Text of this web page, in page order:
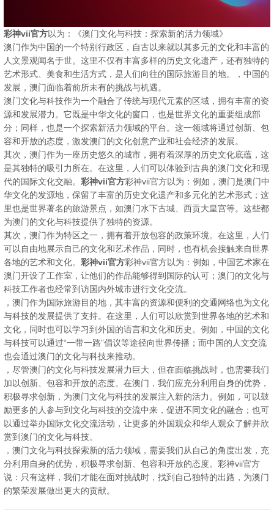
彩神vii官方以为：《澳门文化与科技：探索新的活力领域》
澳门作为中国的一个特别行政区，自古以来就以其多元的文化和丰富的
人文景观闻名于世。这里不仅有丰富多样的历史文化遗产，还有独特的
艺术形式、美食和生活方式，是人们向往的国际旅游目的地。，中国的
发展，澳门面临着前所未有的挑战与机遇。
澳门文化与科技作为一个融合了传统与现代元素的区域，拥有丰富的资
源和发展潜力。它既是中华文化的窗口，也是世界文化的重要组成部
分；同样，也是一个探索新活力领域的平台。这一领域将通过创新、包
容和开放的态度，激发澳门的文化创意产业和社会经济的发展。
其次，澳门作为一座历史悠久的城市，拥有着深厚的历史文化底蕴，这
是其独特的吸引力所在。在这里，人们可以体验到古典的澳门文化和现
代的国际文化交融。 彩神vii官方彩神vii官方以为：例如，澳门是澳门中
华文化的发源地，保留了丰富的历史文化遗产和多元化的艺术形式；这
里也是世界著名的旅游景点，如澳门水下古城、西贡大皇宫等。这些都
为澳门的文化与科技提供了独特的资源。
其次，澳门作为特区之一，拥有着开放包容的政策环境。在这里，人们
可以自由地展示自己的文化和艺术作品，同时，也有机会接触来自世界
各地的艺术和文化。 彩神vii官方彩神vii官方以为：例如，中国艺术家在
澳门开设了工作室，让他们的作品能够得到国际的认可；澳门的文化与
科技工作者也经常到访国内外城市进行文化交流。
，澳门作为国际旅游目的地，其丰富的资源和便利的交通网络也为文化
与科技的发展提供了支持。在这里，人们可以欣赏到世界各地的艺术和
文化，同时也可以学习到外国的语言和文化和历史。例如，中国的文化
与科技可以通过“一带一路”倡议等途径向世界传播；而中国的人文交流
也会通过澳门的文化与科技来推动。
，尽管澳门的文化与科技发展潜力巨大，但在面临挑战时，也需要我们
加以创新、包容和开放的态度。在澳门，我们应充分利用自身的优势，
积极寻求创新，为澳门文化与科技的发展注入新的活力。例如，可以鼓
励更多的人参与到文化与科技的交流中来，促进不同文化的融合；也可
以通过举办国际文化交流活动，让更多的外国观众和华人观众了解并欣
赏到澳门的文化与科技。
，澳门文化与科技探索新的活力领域，需要我们从自己的角度出发，充
分利用自身的优势，积极寻求创新、包容和开放的态度。彩神vii官方
说：只有这样，我们才能在面对挑战时，找到自己独特的出路，为澳门
的繁荣发展做出更大的贡献。